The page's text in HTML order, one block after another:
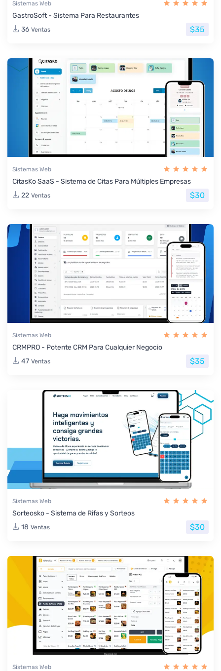
Sistemas Web
GastroSoft - Sistema Para Restaurantes
36 Ventas $35
Sistemas Web
CitasKo SaaS - Sistema de Citas Para Múltiples Empresas
22 Ventas $30
Sistemas Web
CRMPRO - Potente CRM Para Cualquier Negocio
47 Ventas $35
Sistemas Web
Sorteosko - Sistema de Rifas y Sorteos
18 Ventas $30
Sistemas Web